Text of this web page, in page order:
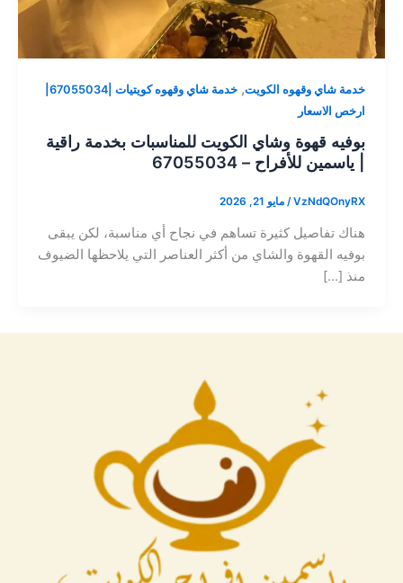
خدمة شاي وقهوه الكويت,
خدمة شاي وقهوه كويتيات |67055034|
ارخص الاسعار
بوفيه قهوة وشاي الكويت للمناسبات بخدمة راقية
| ياسمين للأفراح – 67055034
VzNdQOnyRX
/ مايو 21, 2026
هناك تفاصيل كثيرة تساهم في نجاح أي مناسبة، لكن يبقى
بوفيه القهوة والشاي من أكثر العناصر التي يلاحظها الضيوف
منذ […]